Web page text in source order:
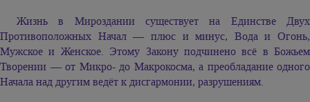
Жизнь в Мироздании существует на Единстве Двух
Противоположных Начал — плюс и минус, Вода и Огонь,
Мужское и Женское. Этому Закону подчинено всё в Божьем
Творении — от Микро- до Макрокосма, а преобладание одного
Начала над другим ведёт к дисгармонии, разрушениям.